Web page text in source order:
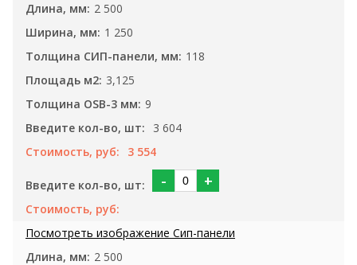
2 500
1 250
118
3,125
9
3 604
3 554
- +
2 500